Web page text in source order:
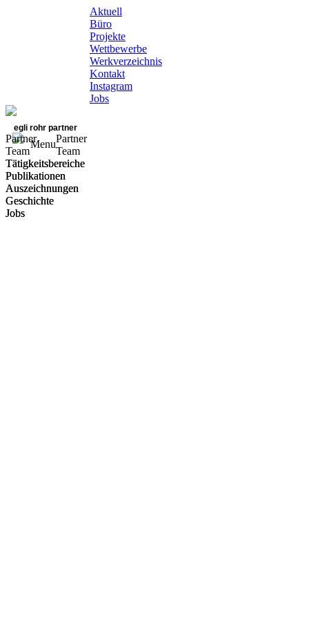
Aktuell
Büro
Projekte
Wettbewerbe
Werkverzeichnis
Kontakt
Instagram
Jobs
egli rohr partner
Menu
Partner
Team
Tätigkeitsbereiche
Publikationen
Auszeichnungen
Geschichte
Jobs
Partner
Team
Tätigkeitsbereiche
Publikationen
Auszeichnungen
Geschichte
Jobs